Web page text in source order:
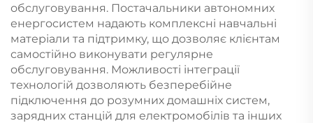
обслуговування. Постачальники автономних
енергосистем надають комплексні навчальні
матеріали та підтримку, що дозволяє клієнтам
самостійно виконувати регулярне
обслуговування. Можливості інтеграції
технологій дозволяють безперебійне
підключення до розумних домашніх систем,
зарядних станцій для електромобілів та інших